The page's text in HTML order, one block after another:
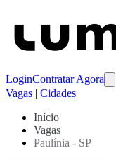
LoginContratar Agora
Vagas | Cidades
Início
Vagas
Paulínia - SP